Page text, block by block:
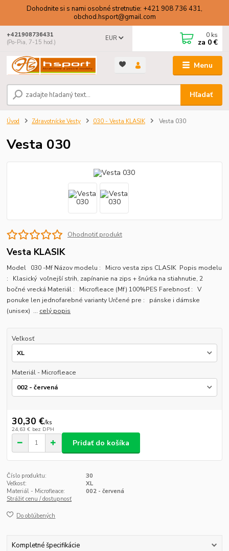
Dohodnite si s nami osobné stretnutie: +421 908 736 431,
obchod.hsport@gmail.com
Menu
EUR
Hľadať
+421908736431
(Po-Pia, 7-15 hod.)
0 ks
za 0 €
Úvod Zdravotnícke Vesty 030 - Vesta KLASIK Vesta 030
Vesta 030
Ohodnotiť produkt
Vesta KLASIK
Model 030 -Mf Názov modelu : Micro vesta zips CLASIK Popis modelu
: Klasický voľnejší strih, zapínanie na zips + šnúrka na stiahnutie, 2
bočné vrecká Materiál : Microfleace (Mf) 100%PES Farebnosť : V
ponuke len jednofarebné varianty Určené pre : pánske i dámske
(unisex) ... celý popis
Veľkosť
Materiál - Microfleace
30,30 €/ks
24,63 € bez DPH
Pridať do košíka
Číslo produktu:
30
Veľkosť:
XL
Materiál - Microfleace:
002 - červená
Strážiť cenu / dostupnosť
Do obľúbených
Kompletné špecifikácie